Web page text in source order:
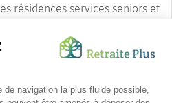
résidences services seniors et
chaque établissement
de places disponibles et
personnalisé.